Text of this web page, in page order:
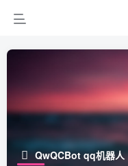
QwQCBot qq机器人